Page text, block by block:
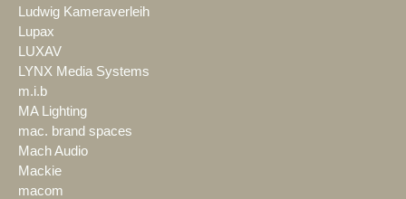
Ludwig Kameraverleih
Lupax
LUXAV
LYNX Media Systems
m.i.b
MA Lighting
mac. brand spaces
Mach Audio
Mackie
macom